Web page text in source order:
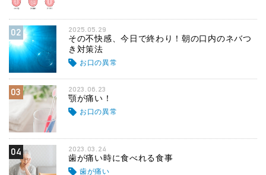
02 2025.05.29
その不快感、今日で終わり！朝の口内のネバつ
き対策法
お口の異常
03 2023.06.23
顎が痛い！
お口の異常
04 2023.03.24
歯が痛い時に食べれる食事
歯が痛い